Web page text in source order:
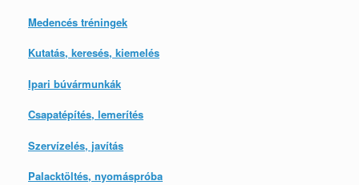
Medencés tréningek
Kutatás, keresés, kiemelés
Ipari búvármunkák
Csapatépítés, lemerítés
Szervízelés, javítás
Palacktöltés, nyomáspróba